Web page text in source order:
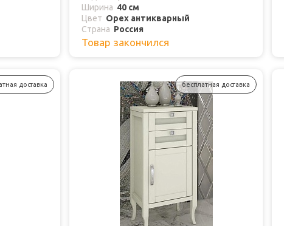
Ширина 40 см
Цвет Орех антикварный
Страна Россия
Товар закончился
доставка бесплатная доставка